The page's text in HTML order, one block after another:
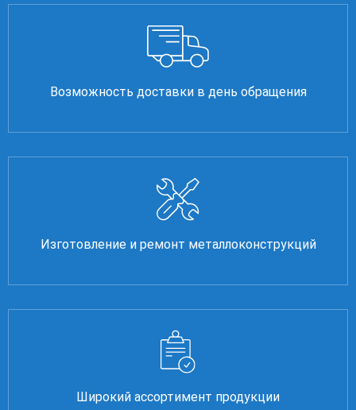
Возможность доставки в день обращения
Изготовление и ремонт металлоконструкций
Широкий ассортимент продукции